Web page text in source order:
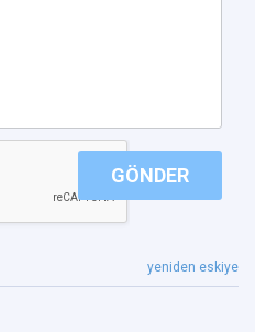
GÖNDER
yeniden eskiye